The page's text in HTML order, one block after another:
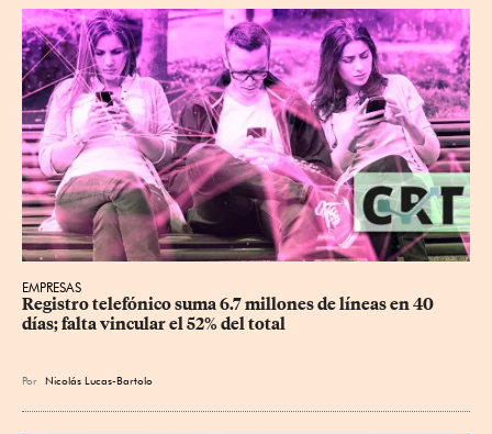
EMPRESAS
Registro telefónico suma 6.7 millones de líneas en 40
días; falta vincular el 52% del total
Por Nicolás Lucas-Bartolo